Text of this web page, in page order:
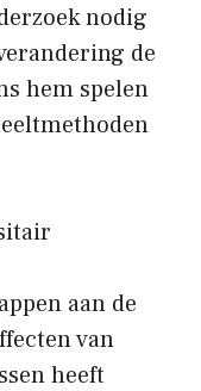
nodig
de
hem spelen
aan de
van
heeft